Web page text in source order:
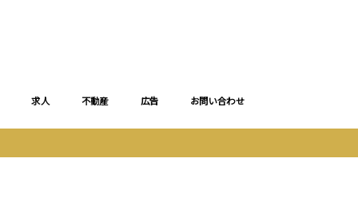
求人 不動産 広告 お問い合わせ